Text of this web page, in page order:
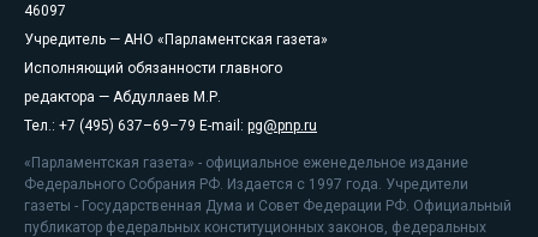
46097
Учредитель — АНО «Парламентская газета»
Исполняющий обязанности главного
редактора — Абдуллаев М.Р.
Тел.: +7 (495) 637–69–79 E-mail: pg@pnp.ru
«Парламентская газета» - официальное еженедельное издание
Федерального Собрания РФ. Издается с 1997 года. Учредители
газеты - Государственная Дума и Совет Федерации РФ. Официальный
публикатор федеральных конституционных законов, федеральных